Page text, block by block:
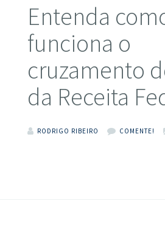
Entenda
funciona o
cruzamento
da Receita
RODRIGO RIBEIRO COMENTE!